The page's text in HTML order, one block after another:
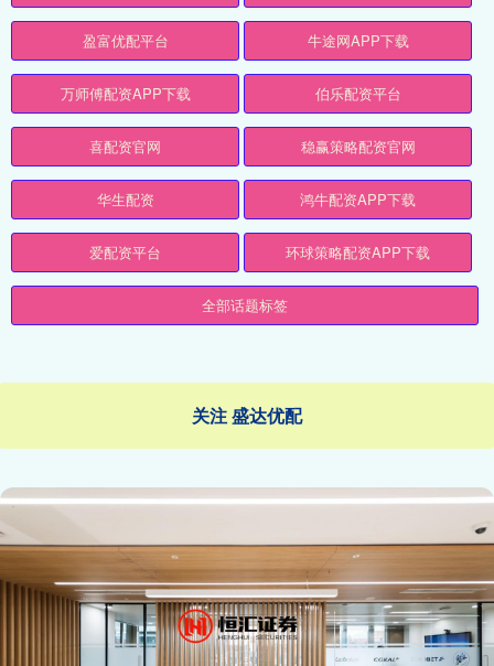
盈富优配平台 牛途网APP下载
万师傅配资APP下载 伯乐配资平台
喜配资官网 稳赢策略配资官网
华生配资 鸿牛配资APP下载
爱配资平台 环球策略配资APP下载
全部话题标签
关注 盛达优配